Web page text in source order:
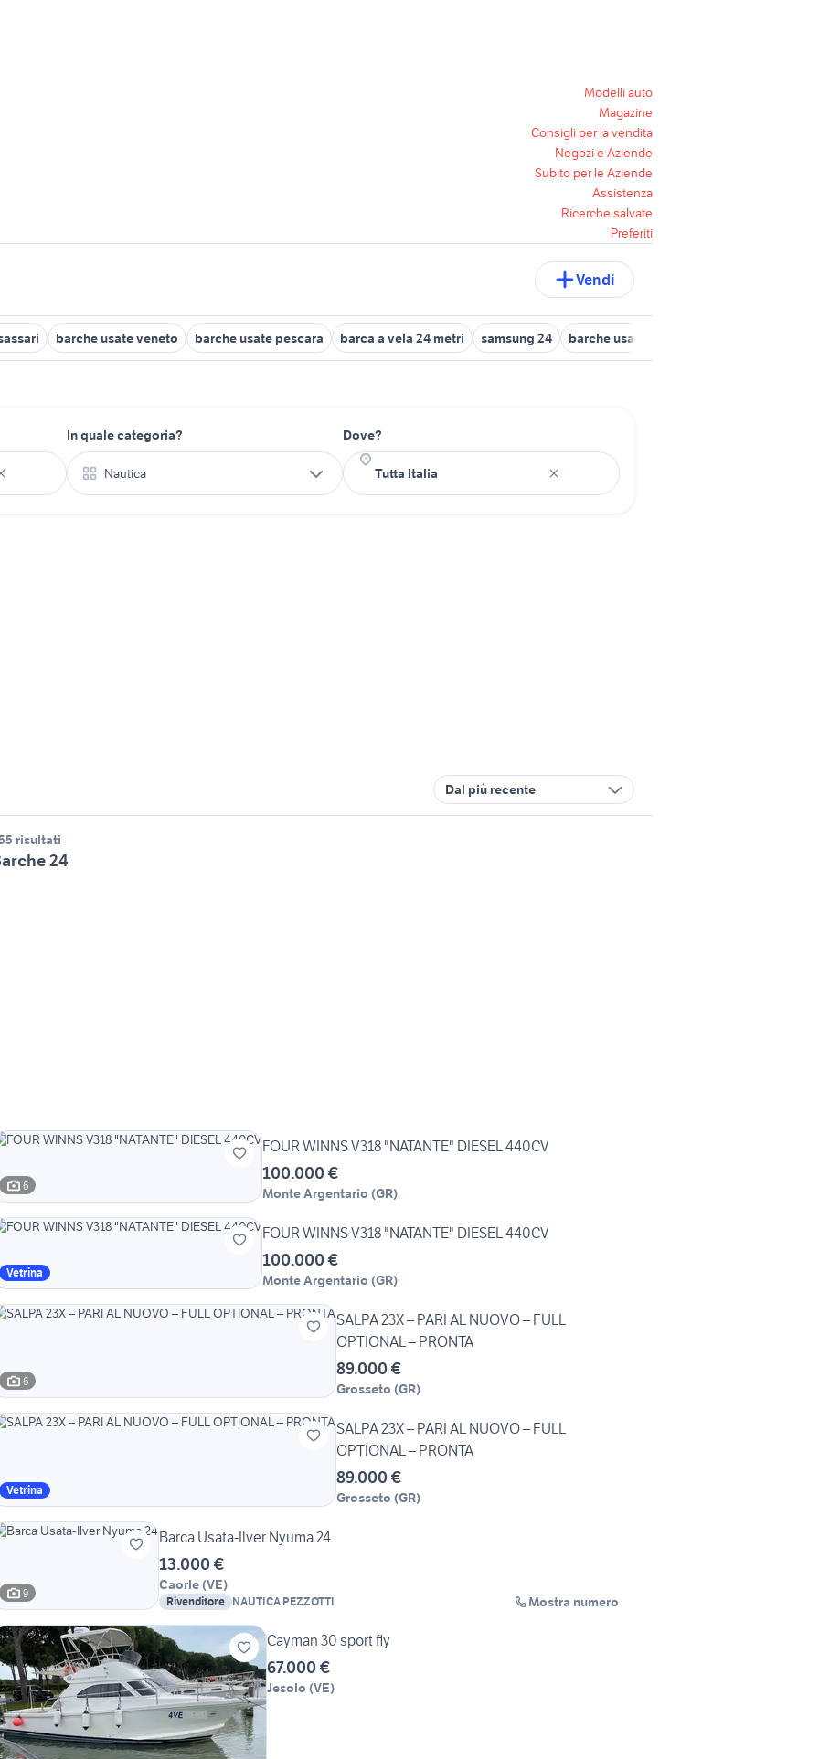
Modelli auto
Magazine
Consigli per la vendita
Negozi e Aziende
Subito per le Aziende
Assistenza
Ricerche salvate
Preferiti
Vendi
barche usate veneto barche usate pescara barca a vela 24 metri samsung 24 barche usate marano lagunare
In quale categoria?
Nautica
Dove?
Dal più recente
risultati
24
6
FOUR WINNS V318 "NATANTE" DIESEL 440CV
100.000 €
Monte Argentario (GR)
Vetrina
FOUR WINNS V318 "NATANTE" DIESEL 440CV
100.000 €
Monte Argentario (GR)
6
SALPA 23X – PARI AL NUOVO – FULL
OPTIONAL – PRONTA
89.000 €
Grosseto (GR)
Vetrina
SALPA 23X – PARI AL NUOVO – FULL
OPTIONAL – PRONTA
89.000 €
Grosseto (GR)
9
Barca Usata-Ilver Nyuma 24
13.000 €
Caorle (VE)
Rivenditore NAUTICA PEZZOTTI Mostra numero
Cayman 30 sport fly
67.000 €
Jesolo (VE)